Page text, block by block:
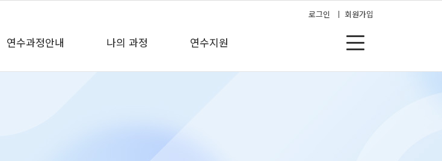
연수과정안내 나의 과정 연수지원
로그인 회원가입
장자격연수